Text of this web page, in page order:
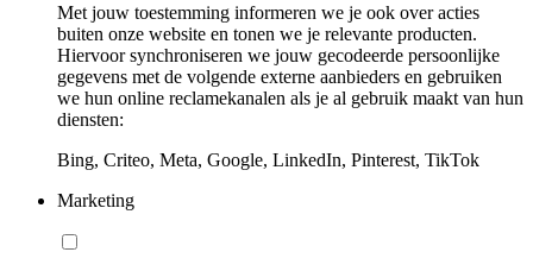
Met jouw toestemming informeren we je ook over acties
buiten onze website en tonen we je relevante producten.
Hiervoor synchroniseren we jouw gecodeerde persoonlijke
gegevens met de volgende externe aanbieders en gebruiken
we hun online reclamekanalen als je al gebruik maakt van hun
diensten:
Bing, Criteo, Meta, Google, LinkedIn, Pinterest, TikTok
Marketing